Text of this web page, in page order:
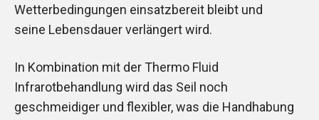
Wetterbedingungen einsatzbereit bleibt und
seine Lebensdauer verlängert wird.
In Kombination mit der Thermo Fluid
Infrarotbehandlung wird das Seil noch
geschmeidiger und flexibler, was die Handhabung